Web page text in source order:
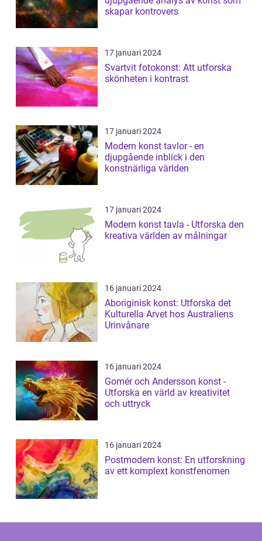
skapar kontrovers
17 januari 2024
Svartvit fotokonst: Att utforska
skönheten i kontrast
17 januari 2024
Modern konst tavlor - en
djupgående inblick i den
konstnärliga världen
17 januari 2024
Modern konst tavla - Utforska den
kreativa världen av målningar
16 januari 2024
Aboriginisk konst: Utforska det
Kulturella Arvet hos Australiens
Urinvånare
16 januari 2024
Gomér och Andersson konst -
Utforska en värld av kreativitet
och uttryck
16 januari 2024
Postmodern konst: En utforskning
av ett komplext konstfenomen